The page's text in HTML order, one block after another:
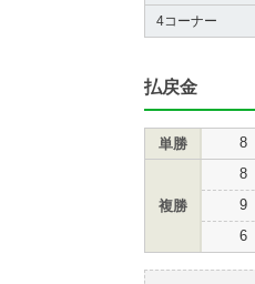
4コーナー
払戻金
単勝 8
複勝
8
9
6